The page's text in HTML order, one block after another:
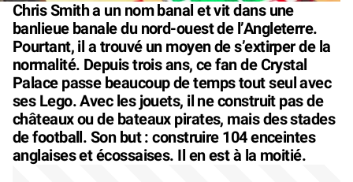
Chris Smith a un nom banal et vit dans une
banlieue banale du nord-ouest de l’Angleterre.
Pourtant, il a trouvé un moyen de s’extirper de la
normalité. Depuis trois ans, ce fan de Crystal
Palace passe beaucoup de temps tout seul avec
ses Lego. Avec les jouets, il ne construit pas de
châteaux ou de bateaux pirates, mais des stades
de football. Son but : construire 104 enceintes
anglaises et écossaises. Il en est à la moitié.